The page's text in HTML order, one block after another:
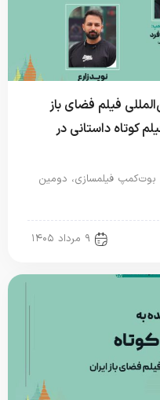
فیلم فضای باز
کوتاه داستانی در
بوت‌کمپ فیلمسازی، دومین
۹ مرداد ۱۴۰۵